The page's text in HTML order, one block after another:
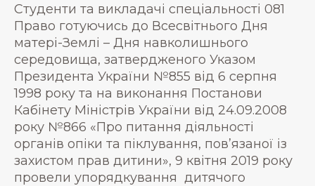
Студенти та викладачі спеціальності 081
Право готуючись до Всесвітнього Дня
матері-Землі – Дня навколишнього
середовища, затвердженого Указом
Президента України №855 від 6 серпня
1998 року та на виконання Постанови
Кабінету Міністрів України від 24.09.2008
року №866 «Про питання діяльності
органів опіки та піклування, пов’язаної із
захистом прав дитини», 9 квітня 2019 року
провели упорядкування дитячого